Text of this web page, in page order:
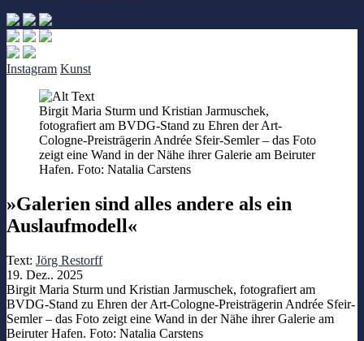
Instagram Kunst
Birgit Maria Sturm und Kristian Jarmuschek,
fotografiert am BVDG-Stand zu Ehren der Art-
Cologne-Preisträgerin Andrée Sfeir-Semler – das Foto
zeigt eine Wand in der Nähe ihrer Galerie am Beiruter
Hafen. Foto: Natalia Carstens
»Galerien sind alles andere als ein
Auslaufmodell«
Text: Jörg Restorff
19. Dez.. 2025
Birgit Maria Sturm und Kristian Jarmuschek, fotografiert am
BVDG-Stand zu Ehren der Art-Cologne-Preisträgerin Andrée Sfeir-
Semler – das Foto zeigt eine Wand in der Nähe ihrer Galerie am
Beiruter Hafen. Foto: Natalia Carstens